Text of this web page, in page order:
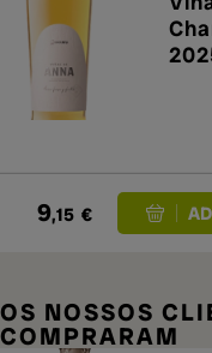
9,15 €
OS NOSSOS
COMPRARAM